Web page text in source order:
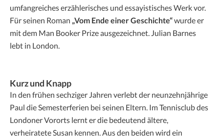
umfangreiches erzählerisches und essayistisches Werk vor.
Für seinen Roman „Vom Ende einer Geschichte“wurde er
mit dem Man Booker Prize ausgezeichnet. Julian Barnes
lebt in London.
Kurz und Knapp
In den frühen sechziger Jahren verlebt der neunzehnjährige
Paul die Semesterferien bei seinen Eltern. Im Tennisclub des
Londoner Vororts lernt er die bedeutend ältere,
verheiratete Susan kennen. Aus den beiden wird ein